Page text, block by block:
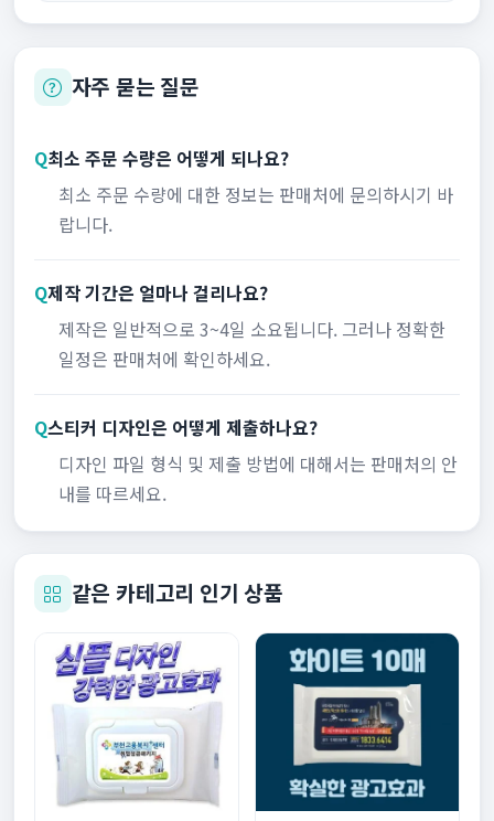
자주 묻는 질문
Q최소 주문 수량은 어떻게 되나요?
최소 주문 수량에 대한 정보는 판매처에 문의하시기 바
랍니다.
Q제작 기간은 얼마나 걸리나요?
제작은 일반적으로 3~4일 소요됩니다. 그러나 정확한
일정은 판매처에 확인하세요.
Q스티커 디자인은 어떻게 제출하나요?
디자인 파일 형식 및 제출 방법에 대해서는 판매처의 안
내를 따르세요.
같은 카테고리 인기 상품